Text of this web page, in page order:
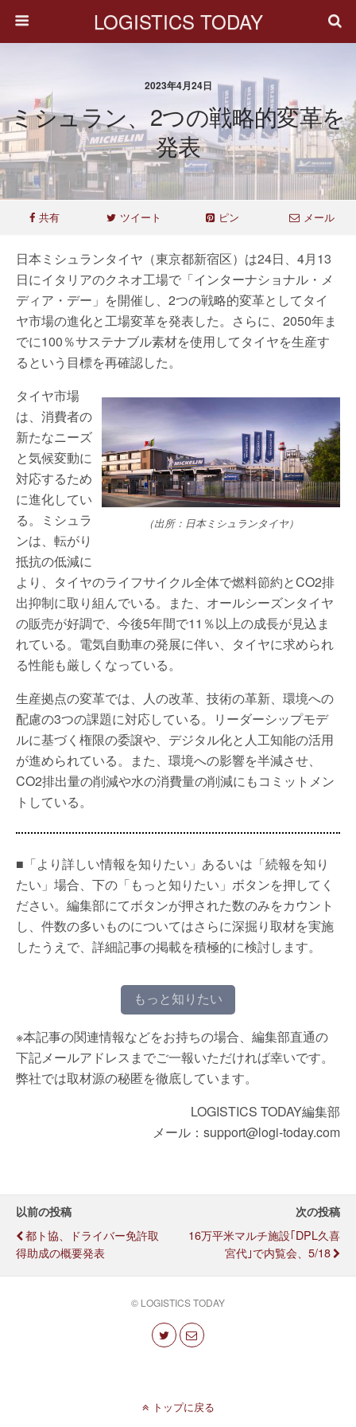
LOGISTICS TODAY
2023年4月24日
ミシュラン、2つの戦略的変革を
発表
共有 ツイート ピン メール
日本ミシュランタイヤ（東京都新宿区）は24日、4月13
日にイタリアのクネオ工場で「インターナショナル・メ
ディア・デー」を開催し、2つの戦略的変革としてタイ
ヤ市場の進化と工場変革を発表した。さらに、2050年ま
でに100％サステナブル素材を使用してタイヤを生産す
るという目標を再確認した。
（出所：日本ミシュランタイヤ）
タイヤ市場
は、消費者の
新たなニーズ
と気候変動に
対応するため
に進化してい
る。ミシュラ
ンは、転がり
抵抗の低減に
より、タイヤのライフサイクル全体で燃料節約とCO2排
出抑制に取り組んでいる。また、オールシーズンタイヤ
の販売が好調で、今後5年間で11％以上の成長が見込ま
れている。電気自動車の発展に伴い、タイヤに求められ
る性能も厳しくなっている。
生産拠点の変革では、人の改革、技術の革新、環境への
配慮の3つの課題に対応している。リーダーシップモデ
ルに基づく権限の委譲や、デジタル化と人工知能の活用
が進められている。また、環境への影響を半減させ、
CO2排出量の削減や水の消費量の削減にもコミットメン
トしている。
■「より詳しい情報を知りたい」あるいは「続報を知り
たい」場合、下の「もっと知りたい」ボタンを押してく
ださい。編集部にてボタンが押された数のみをカウント
し、件数の多いものについてはさらに深掘り取材を実施
したうえで、詳細記事の掲載を積極的に検討します。
もっと知りたい
※本記事の関連情報などをお持ちの場合、編集部直通の
下記メールアドレスまでご一報いただければ幸いです。
弊社では取材源の秘匿を徹底しています。
LOGISTICS TODAY編集部
メール：support@logi-today.com
以前の投稿
都ト協、ドライバー免許取
得助成の概要発表
次の投稿
16万平米マルチ施設｢DPL久喜
宮代｣で内覧会、5/18
© LOGISTICS TODAY
トップに戻る